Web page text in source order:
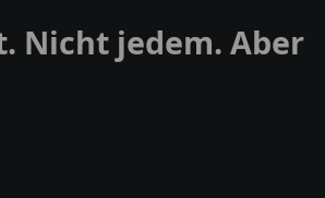
Nicht jedem. Aber